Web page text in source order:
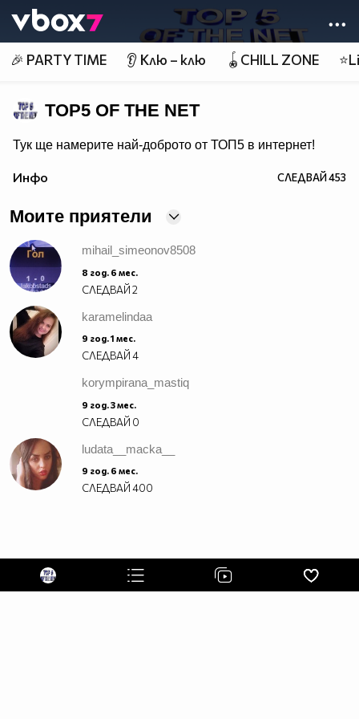
👾
🎉 PARTY TIME 👂 Клю – клю 🪀CHILL ZONE
TOP5 OF THE NET
Тук ще намерите най-доброто от ТОП5 в интернет!
Инфо СЛЕДВАЙ453
Моите приятели
mihail_simeonov8508
8 год. 6 мес.
СЛЕДВАЙ2
karamelindaa
9 год. 1 мес.
СЛЕДВАЙ4
korympirana_mastiq
9 год. 3 мес.
СЛЕДВАЙ 0
ludata__macka__
9 год. 6 мес.
СЛЕДВАЙ400